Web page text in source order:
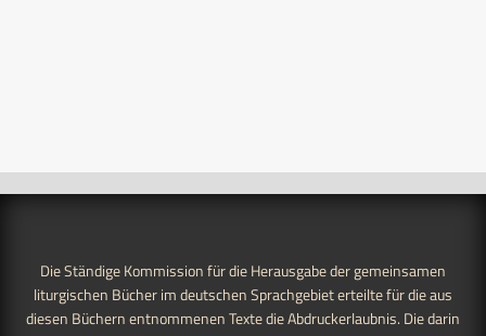
Die Ständige Kommission für die Herausgabe der gemeinsamen
liturgischen Bücher im deutschen Sprachgebiet erteilte für die aus
diesen Büchern entnommenen Texte die Abdruckerlaubnis. Die darin